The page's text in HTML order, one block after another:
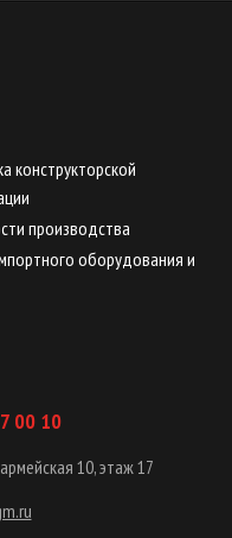
конструкторской
производства
оборудования и
00 10
10, этаж 17